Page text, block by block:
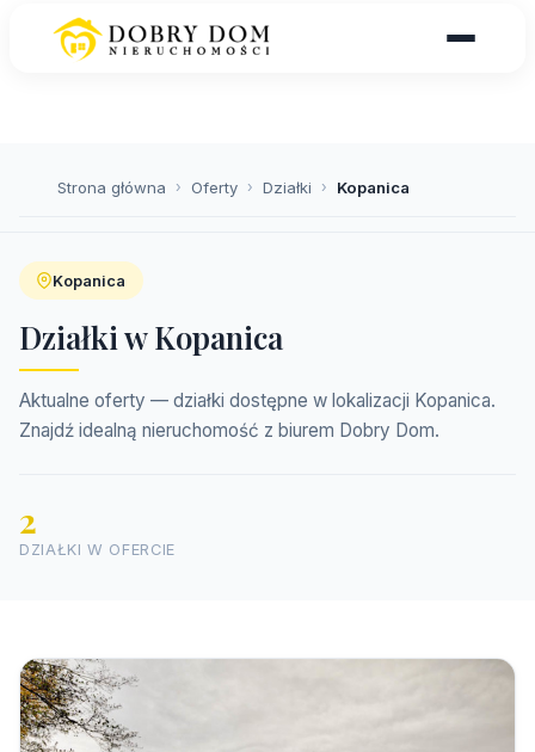
Strona główna › Oferty › Działki › Kopanica
Kopanica
Działki w Kopanica
Aktualne oferty — działki dostępne w lokalizacji Kopanica.
Znajdź idealną nieruchomość z biurem Dobry Dom.
2
DZIAŁKI W OFERCIE